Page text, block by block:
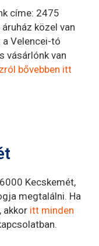
címe: 2475
közel van
Velencei-tó
vásárlónk van
bővebben itt
Kecskemét,
megtalálni. Ha
akkor itt minden